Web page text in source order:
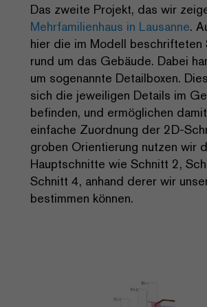
Das zweite Projekt, das wir
Mehrfamilienhaus in Lausanne.
hier die im Modell beschrifteten
rund um das Gebäude. Dabei
um sogenannte Detailboxen.
sich die jeweiligen Details im
befinden, und ermöglichen
einfache Zuordnung der 2D-
groben Orientierung nutzen wir
Hauptschnitte wie Schnitt 2,
Schnitt 4, anhand derer wir
bestimmen können.